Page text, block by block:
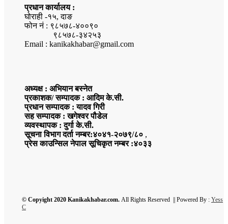
प्रधान कार्यालय :
घोराही -१५, दाङ
फोन नं : ९८५७८-४००९०
९८५७८-३४२५३
Email : kanikakhabar@gmail.com
अध्यक्ष : अभियान बस्नेत
प्रकाशक/ सम्पादक : आदिम के.सी.
प्रधान सम्पादक : यादव गिरी
सह सम्पादक : खगेश्वर पौडेल
व्यवस्थापक : दुर्गा के.सी.
सूचना विभाग दर्ता नम्बर:४०४१-२०७९/८० ,
प्रेस काउन्सिल नेपाल सूचिकृत नम्बर :४०३३
© Copyight 2020 Kanikakhabar.com. All Rights Reserved || Powered By : Yess
C